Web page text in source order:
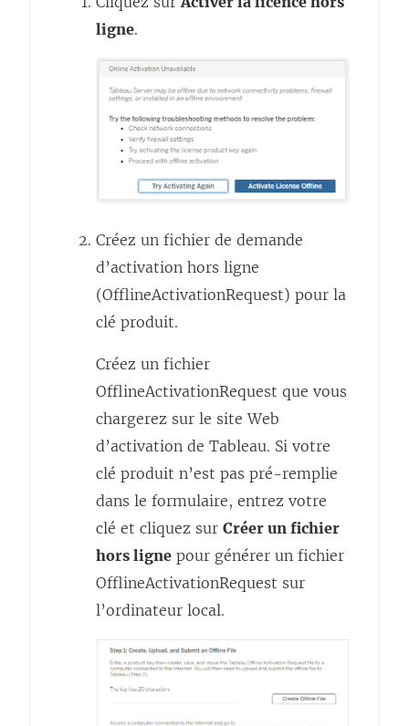
ligne.
Créez un fichier de demande
d’activation hors ligne
(OfflineActivationRequest) pour la
clé produit.
Créez un fichier
OfflineActivationRequest que vous
chargerez sur le site Web
d’activation de Tableau. Si votre
clé produit n’est pas pré-remplie
dans le formulaire, entrez votre
clé et cliquez sur Créer un fichier
hors ligne pour générer un fichier
OfflineActivationRequest sur
l’ordinateur local.